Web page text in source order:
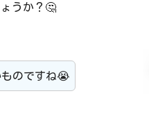
うか？🤔
のですね😭